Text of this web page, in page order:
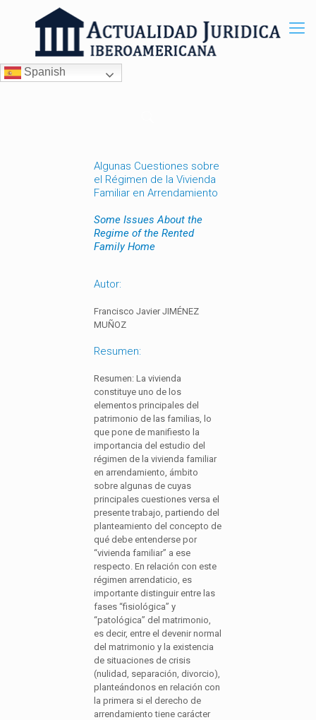
Spanish
Algunas Cuestiones sobre
el Régimen de la Vivienda
Familiar en Arrendamiento
Some Issues About the
Regime of the Rented
Family Home
Autor:
Francisco Javier JIMÉNEZ
MUÑOZ
Resumen:
Resumen: La vivienda
constituye uno de los
elementos principales del
patrimonio de las familias, lo
que pone de manifiesto la
importancia del estudio del
régimen de la vivienda familiar
en arrendamiento, ámbito
sobre algunas de cuyas
principales cuestiones versa el
presente trabajo, partiendo del
planteamiento del concepto de
qué debe entenderse por
“vivienda familiar” a ese
respecto. En relación con este
régimen arrendaticio, es
importante distinguir entre las
fases “fisiológica” y
“patológica” del matrimonio,
es decir, entre el devenir normal
del matrimonio y la existencia
de situaciones de crisis
(nulidad, separación, divorcio),
planteándonos en relación con
la primera si el derecho de
arrendamiento tiene carácter